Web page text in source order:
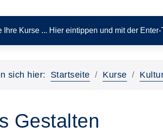
Kurse ... Hier eintippen und mit der
sich hier: Startseite Kurse
Gestalten